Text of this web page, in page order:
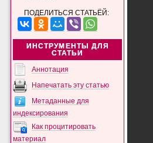
ПОДЕЛИТЬСЯ СТАТЬЁЙ:
ИНСТРУМЕНТЫ ДЛЯ
СТАТЬИ
Аннотация
Напечатать эту статью
Метаданные для
индексирования
Как процитировать
материал